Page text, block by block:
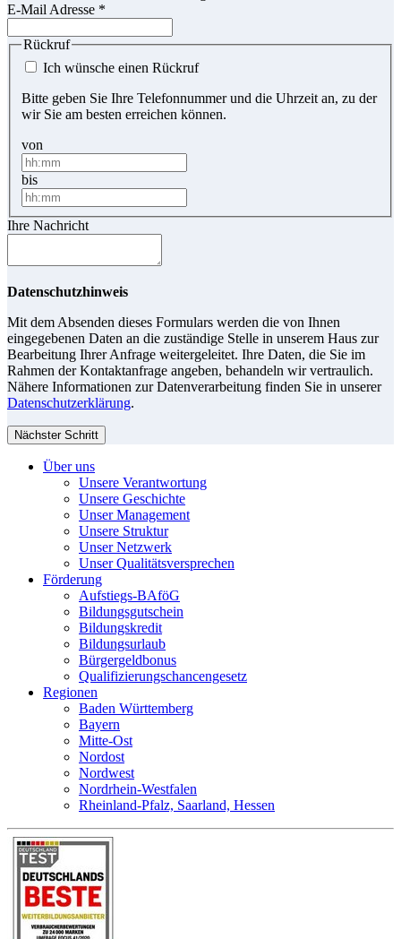
E-Mail Adresse *
Rückruf
Ich wünsche einen Rückruf
Bitte geben Sie Ihre Telefonnummer und die Uhrzeit an, zu der
wir Sie am besten erreichen können.
von
bis
Ihre Nachricht
Datenschutzhinweis
Mit dem Absenden dieses Formulars werden die von Ihnen
eingegebenen Daten an die zuständige Stelle in unserem Haus zur
Bearbeitung Ihrer Anfrage weitergeleitet. Ihre Daten, die Sie im
Rahmen der Kontaktanfrage angeben, behandeln wir vertraulich.
Nähere Informationen zur Datenverarbeitung finden Sie in unserer
Datenschutzerklärung.
Nächster Schritt
Über uns
Unsere Verantwortung
Unsere Geschichte
Unser Management
Unsere Struktur
Unser Netzwerk
Unser Qualitätsversprechen
Förderung
Aufstiegs-BAföG
Bildungsgutschein
Bildungskredit
Bildungsurlaub
Bürgergeldbonus
Qualifizierungschancengesetz
Regionen
Baden Württemberg
Bayern
Mitte-Ost
Nordost
Nordwest
Nordrhein-Westfalen
Rheinland-Pfalz, Saarland, Hessen